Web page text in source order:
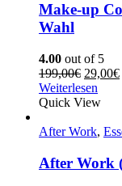
Make-up
Wahl
4.00 out of 5
199,00€ 29,00€
Weiterlesen
Quick View
After Work,
After Work